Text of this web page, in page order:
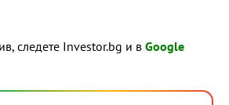
следете Investor.bg и в Google